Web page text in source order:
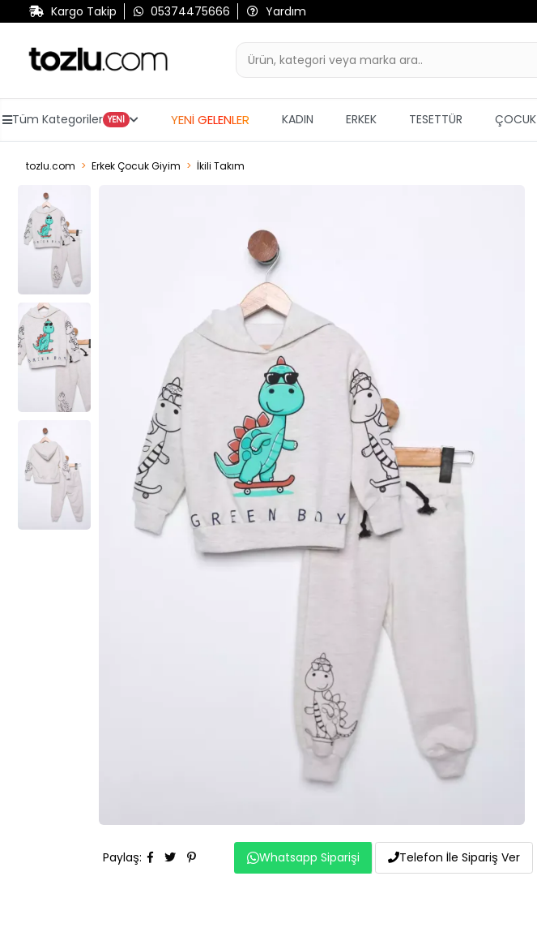
Kargo Takip 05374475666 Yardım
Tüm Kategoriler YENİ YENİ GELENLER KADIN ERKEK TESETTÜR ÇOCUK
tozlu.com Erkek Çocuk Giyim İkili Takım
Paylaş: Whatsapp Siparişi Telefon İle Sipariş Ver